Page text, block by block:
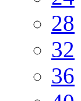
28
32
36